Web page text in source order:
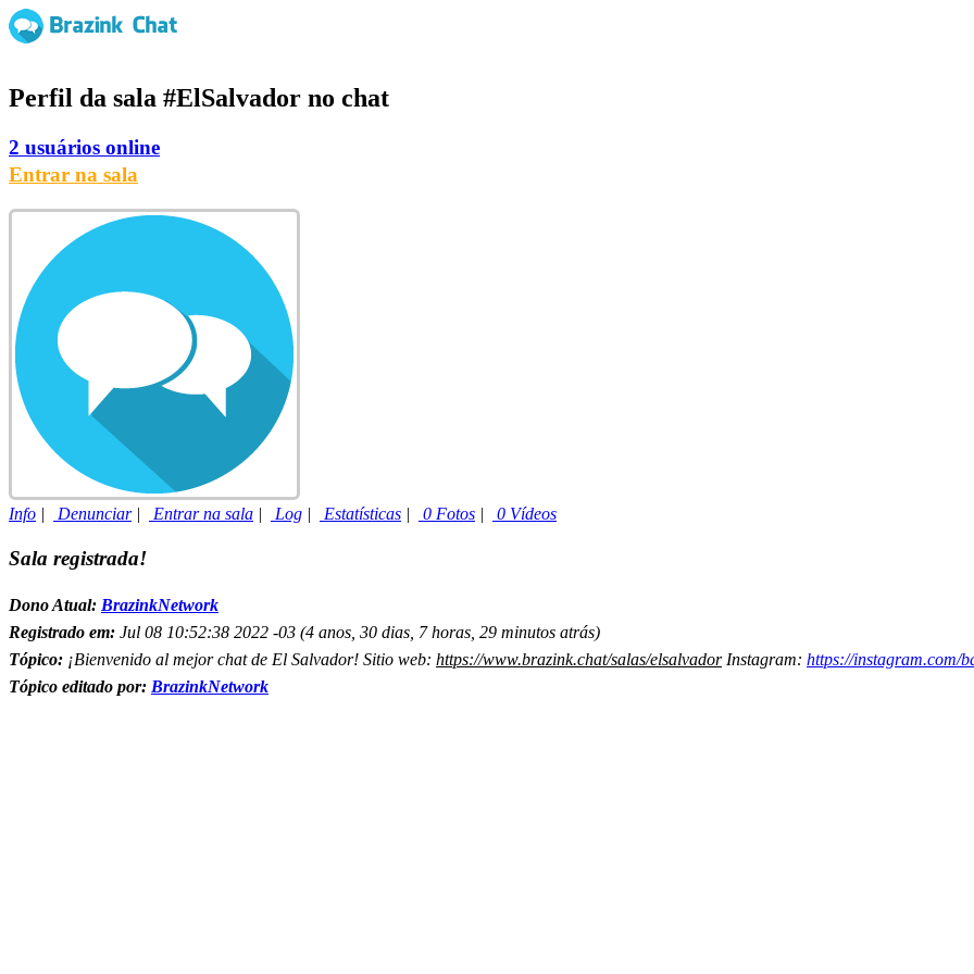
Perfil da sala #ElSalvador no chat
2 usuários online
Entrar na sala
Info | Denunciar| Entrar na sala | Log | Estatísticas | 0 Fotos | 0 Vídeos
Sala registrada!
Dono Atual: BrazinkNetwork
Registrado em: Jul 08 10:52:38 2022 -03 (4 anos, 30 dias, 7 horas, 29 minutos atrás)
Tópico: ¡Bienvenido al mejor chat de El Salvador! Sitio web: https://www.brazink.chat/salas/elsalvadorInstagram: https://instagram.com/
Tópico editado por: BrazinkNetwork